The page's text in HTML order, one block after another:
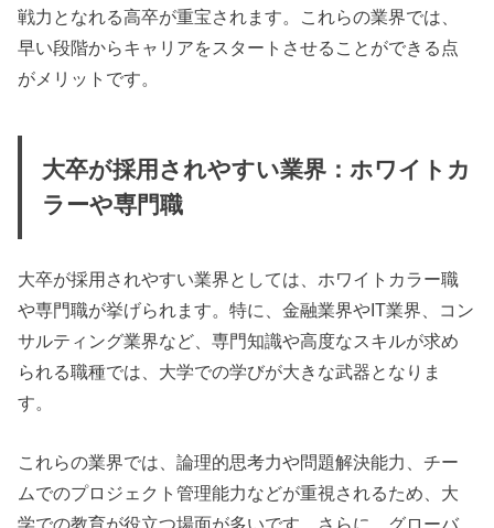
戦力となれる高卒が重宝されます。これらの業界では、
早い段階からキャリアをスタートさせることができる点
がメリットです。
大卒が採用されやすい業界：ホワイトカ
ラーや専門職
大卒が採用されやすい業界としては、ホワイトカラー職
や専門職が挙げられます。特に、金融業界やIT業界、コン
サルティング業界など、専門知識や高度なスキルが求め
られる職種では、大学での学びが大きな武器となりま
す。
これらの業界では、論理的思考力や問題解決能力、チー
ムでのプロジェクト管理能力などが重視されるため、大
学での教育が役立つ場面が多いです。さらに、グローバ